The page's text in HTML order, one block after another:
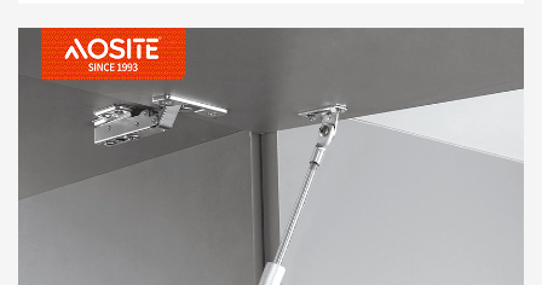
些追求質量生活的人來說，這是理想的選擇